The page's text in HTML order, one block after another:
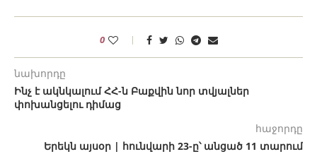
0
նախորդը
Ինչ է ակնկալում ՀՀ-ն Բաքվին նոր տվյալներ
փոխանցելու դիմաց
հաջորդը
Երեկն այսօր | հունվարի 23-ը՝ անցած 11 տարում